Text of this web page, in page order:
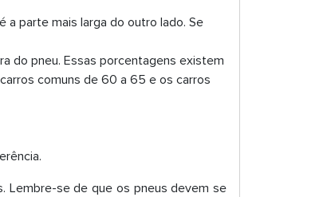
a parte mais larga do outro lado. Se
do pneu. Essas porcentagens existem
comuns de 60 a 65 e os carros
Lembre-se de que os pneus devem se